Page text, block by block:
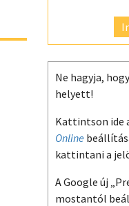
Ne hagyja,
helyett!
Kattintson ide
Online
kattintani a
A Google új
mostantól